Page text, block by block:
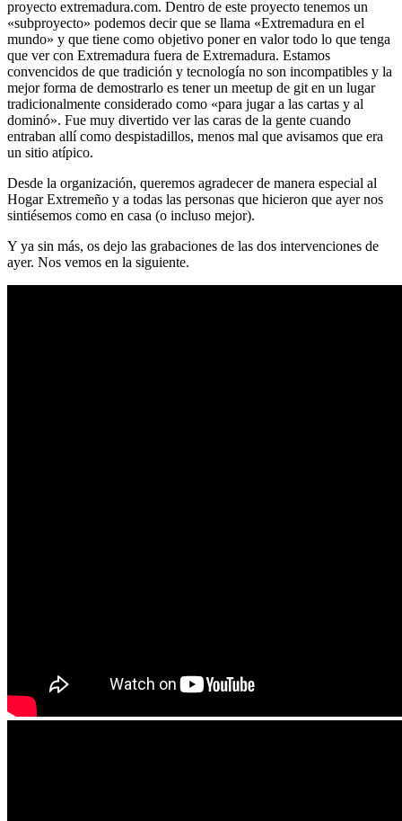
proyecto extremadura.com. Dentro de este proyecto tenemos un
«subproyecto» podemos decir que se llama «Extremadura en el
mundo» y que tiene como objetivo poner en valor todo lo que tenga
que ver con Extremadura fuera de Extremadura. Estamos
convencidos de que tradición y tecnología no son incompatibles y la
mejor forma de demostrarlo es tener un meetup de git en un lugar
tradicionalmente considerado como «para jugar a las cartas y al
dominó». Fue muy divertido ver las caras de la gente cuando
entraban allí como despistadillos, menos mal que avisamos que era
un sitio atípico.
Desde la organización, queremos agradecer de manera especial al
Hogar Extremeño y a todas las personas que hicieron que ayer nos
sintiésemos como en casa (o incluso mejor).
Y ya sin más, os dejo las grabaciones de las dos intervenciones de
ayer. Nos vemos en la siguiente.